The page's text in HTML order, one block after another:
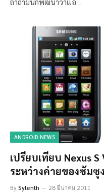
ANDROID NEWS
เปรียบเทียบ Nexus
ระหว่างค่ายของซัมซุง
BySylenth 28 มีนาคม 2011